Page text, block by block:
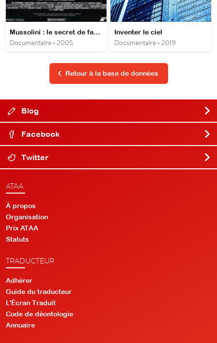
Mussolini : le secret de famille
Documentaire • 2005
Inventer le ciel
Documentaire • 2019
Retour à la base de données
Blog
Facebook
Twitter
ATAA
À propos
Organisation
Prix ATAA
Statuts
TRADUCTEUR
Adhérer
Guide du traducteur
L'Écran Traduit
Code de déontologie
Annuaire